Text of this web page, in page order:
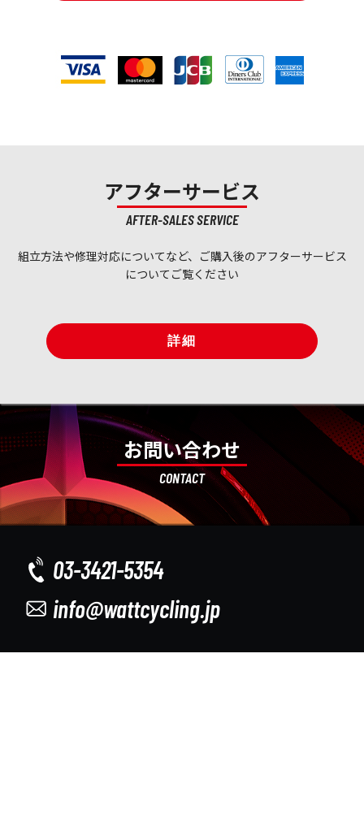
アフターサービス
AFTER-SALES SERVICE
組立方法や修理対応についてなど、ご購入後のアフターサービス
についてご覧ください
詳細
お問い合わせ
CONTACT
03-3421-5354
info@wattcycling.jp